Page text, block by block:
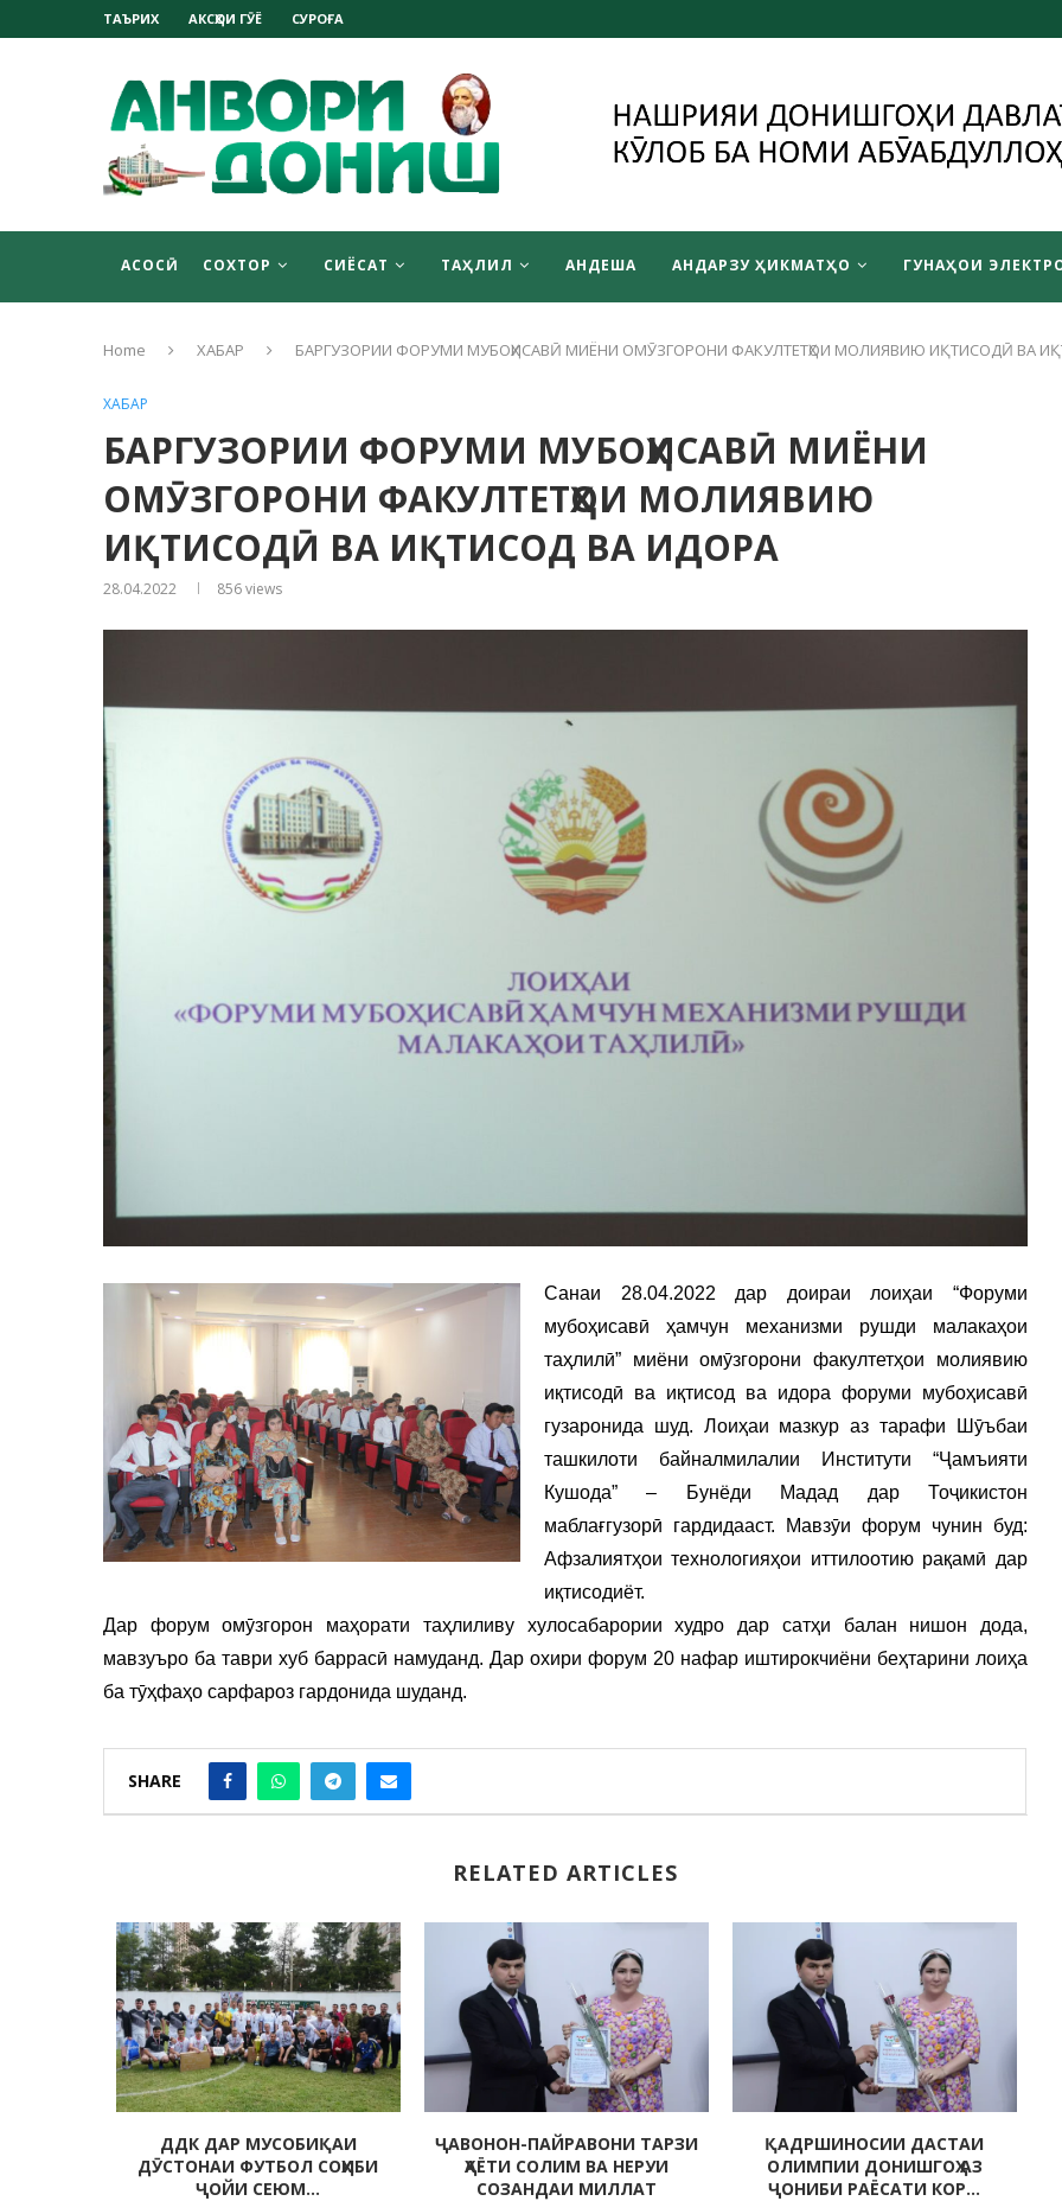
ТАЪРИХ АКСҲОИ ГӮЁ СУРОҒА
АСОСӢ СОХТОР СИЁСАТ ТАҲЛИЛ АНДЕША АНДАРЗУ ҲИКМАТҲО ГУНАҲОИ
Home ХАБАР БАРГУЗОРИИ ФОРУМИ МУБОҲИСАВӢ МИЁНИ ОМӮЗГОРОНИ ФАКУЛТЕТҲОИ МОЛИЯВИЮ ИҚТИСОДӢ ВА
ХАБАР
БАРГУЗОРИИ ФОРУМИ МУБОҲИСАВӢ МИЁНИ
ОМӮЗГОРОНИ ФАКУЛТЕТҲОИ МОЛИЯВИЮ
ИҚТИСОДӢ ВА ИҚТИСОД ВА ИДОРА
28.04.2022 856views
Санаи 28.04.2022 дар доираи лоиҳаи “Форуми
мубоҳисавӣ ҳамчун механизми рушди малакаҳои
таҳлилӣ” миёни омӯзгорони факултетҳои молиявию
иқтисодӣ ва иқтисод ва идора форуми мубоҳисавӣ
гузаронида шуд. Лоиҳаи мазкур аз тарафи Шӯъбаи
ташкилоти байналмилалии Институти “Ҷамъияти
Кушода” – Бунёди Мадад дар Тоҷикистон
маблағгузорӣ гардидааст. Мавзӯи форум чунин буд:
Афзалиятҳои технологияҳои иттилоотию рақамӣ дар
иқтисодиёт.
Дар форум омӯзгорон маҳорати таҳлиливу хулосабарории худро дар сатҳи балан нишон дода,
мавзуъро ба таври хуб баррасӣ намуданд. Дар охири форум 20 нафар иштирокчиёни беҳтарини лоиҳа
ба тӯҳфаҳо сарфароз гардонида шуданд.
SHARE
RELATED ARTICLES
ДДК ДАР МУСОБИҚАИ
ДӮСТОНАИ ФУТБОЛ СОҲИБИ
ҶОЙИ СЕЮМ...
ҶАВОНОН-ПАЙРАВОНИ ТАРЗИ
ҲАЁТИ СОЛИМ ВА НЕРУИ
СОЗАНДАИ МИЛЛАТ
ҚАДРШИНОСИИ ДАСТАИ
ОЛИМПИИ ДОНИШГОҲ АЗ
ҶОНИБИ РАЁСАТИ КОР...